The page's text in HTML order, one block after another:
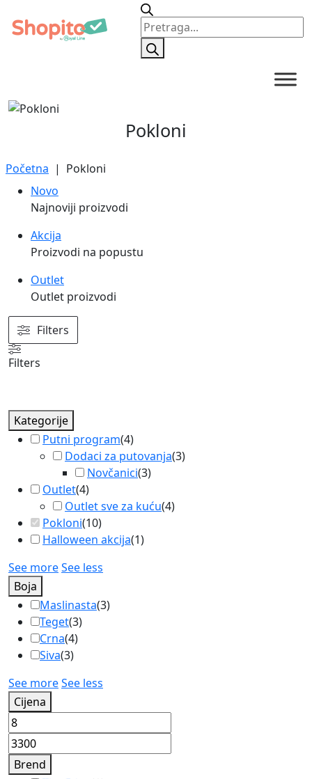
Products
search
Pokloni
Početna | Pokloni
Novo
Najnoviji proizvodi
Akcija
Proizvodi na popustu
Outlet
Outlet proizvodi
Filters
Filters
Kategorije
Putni program(4)
Dodaci za putovanja(3)
Novčanici(3)
Outlet(4)
Outlet sve za kuću(4)
Pokloni(10)
Halloween akcija(1)
See moreSee less
Boja
Maslinasta(3)
Teget(3)
Crna(4)
Siva(3)
See moreSee less
Cijena
Brend